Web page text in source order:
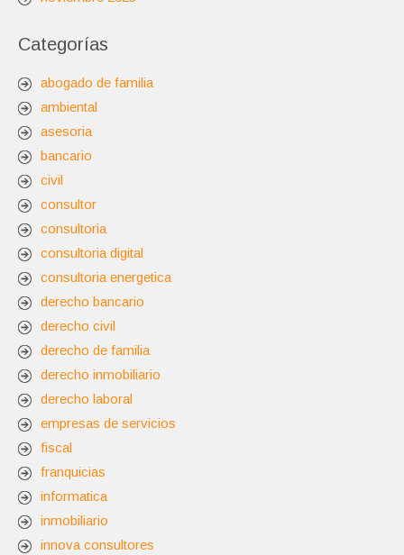
Categorías
abogado de familia
ambiental
asesoria
bancario
civil
consultor
consultoria
consultoria digital
consultoria energetica
derecho bancario
derecho civil
derecho de familia
derecho inmobiliario
derecho laboral
empresas de servicios
fiscal
franquicias
informatica
inmobiliario
innova consultores